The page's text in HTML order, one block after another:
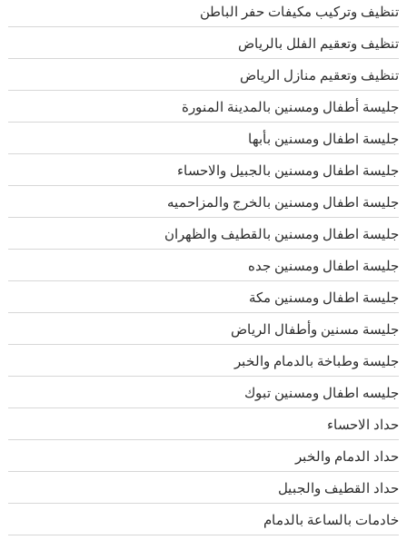
تنظيف وتركيب مكيفات حفر الباطن
تنظيف وتعقيم الفلل بالرياض
تنظيف وتعقيم منازل الرياض
جليسة أطفال ومسنين بالمدينة المنورة
جليسة اطفال ومسنين بأبها
جليسة اطفال ومسنين بالجبيل والاحساء
جليسة اطفال ومسنين بالخرج والمزاحميه
جليسة اطفال ومسنين بالقطيف والظهران
جليسة اطفال ومسنين جده
جليسة اطفال ومسنين مكة
جليسة مسنين وأطفال الرياض
جليسة وطباخة بالدمام والخبر
جليسه اطفال ومسنين تبوك
حداد الاحساء
حداد الدمام والخبر
حداد القطيف والجبيل
خادمات بالساعة بالدمام